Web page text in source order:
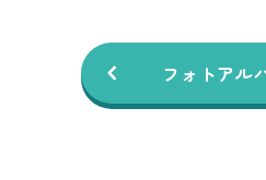
フォトアル